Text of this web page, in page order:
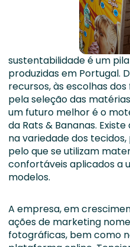
sustentabilidade é um
produzidas em Portugal.
recursos, às escolhas
pela seleção das
um futuro melhor é o
da Rats & Bananas.
na variedade dos
pelo que se utilizam
confortáveis aplicados a
modelos.
A empresa, em
ações de marketing
fotográficas, bem como